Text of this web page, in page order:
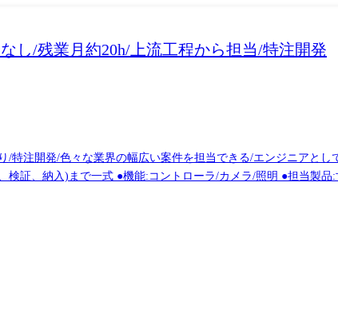
揮し、プロジェクトの成功に貢献していただける方を求めてい
発を行う ・チームリーダーとして現場顧客との折衝を行う ・5
し/残業月約20h/上流工程から担当/特注開発
々な業界の幅広い案件を担当できる/エンジニアとして大きくスキルアッ
証、納入)まで一式 ●機能:コントローラ/カメラ/照明 ●担当製品